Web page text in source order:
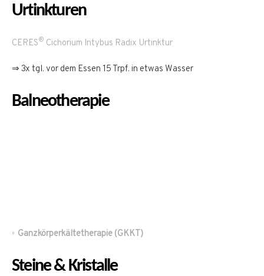
Urtinkturen
CERES® Cichorium Intybus Radix Urtinktur
⇒ 3x tgl. vor dem Essen 15 Trpf. in etwas Wasser
Balneotherapie
Ganzkörperkältetherapie (GKKT)
Steine & Kristalle